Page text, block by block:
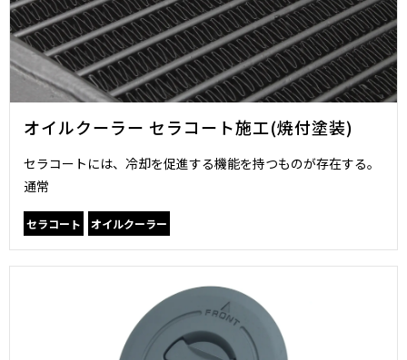
オイルクーラー セラコート施工(焼付塗装)
セラコートには、冷却を促進する機能を持つものが存在する。
通常
セラコート オイルクーラー